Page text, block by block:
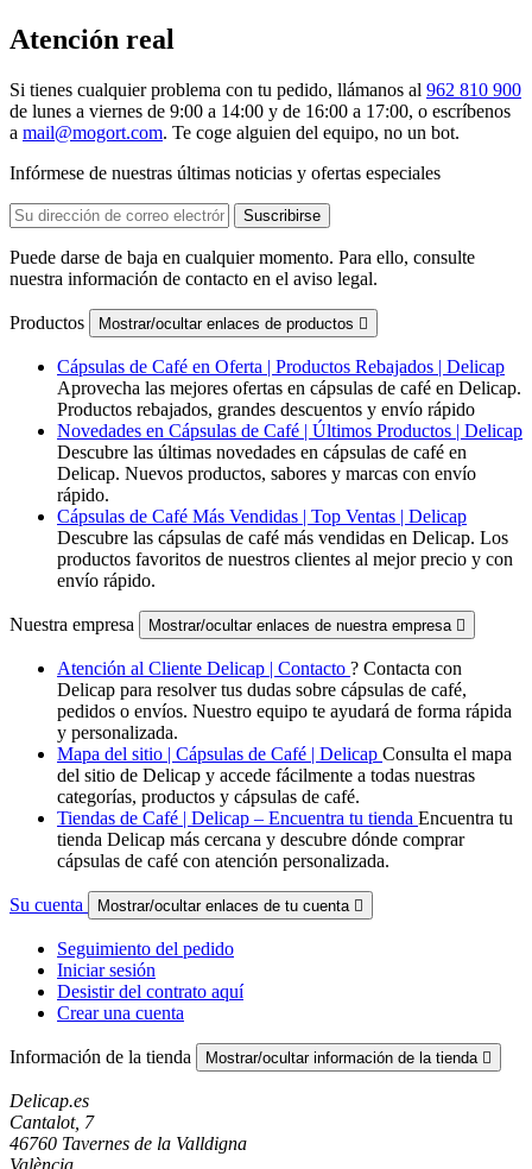
Atención real
Si tienes cualquier problema con tu pedido, llámanos al 962 810 900
de lunes a viernes de 9:00 a 14:00 y de 16:00 a 17:00, o escríbenos
a mail@mogort.com. Te coge alguien del equipo, no un bot.
Infórmese de nuestras últimas noticias y ofertas especiales
Puede darse de baja en cualquier momento. Para ello, consulte
nuestra información de contacto en el aviso legal.
Productos Mostrar/ocultar enlaces de productos 
Cápsulas de Café en Oferta | Productos Rebajados | Delicap
Aprovecha las mejores ofertas en cápsulas de café en Delicap.
Productos rebajados, grandes descuentos y envío rápido
Novedades en Cápsulas de Café | Últimos Productos | Delicap
Descubre las últimas novedades en cápsulas de café en
Delicap. Nuevos productos, sabores y marcas con envío
rápido.
Cápsulas de Café Más Vendidas | Top Ventas | Delicap
Descubre las cápsulas de café más vendidas en Delicap. Los
productos favoritos de nuestros clientes al mejor precio y con
envío rápido.
Nuestra empresa Mostrar/ocultar enlaces de nuestra empresa 
Atención al Cliente Delicap | Contacto ? Contacta con
Delicap para resolver tus dudas sobre cápsulas de café,
pedidos o envíos. Nuestro equipo te ayudará de forma rápida
y personalizada.
Mapa del sitio | Cápsulas de Café | Delicap Consulta el mapa
del sitio de Delicap y accede fácilmente a todas nuestras
categorías, productos y cápsulas de café.
Tiendas de Café | Delicap – Encuentra tu tienda Encuentra tu
tienda Delicap más cercana y descubre dónde comprar
cápsulas de café con atención personalizada.
Su cuenta Mostrar/ocultar enlaces de tu cuenta 
Seguimiento del pedido
Iniciar sesión
Desistir del contrato aquí
Crear una cuenta
Información de la tienda Mostrar/ocultar información de la tienda 
Delicap.es
Cantalot, 7
46760 Tavernes de la Valldigna
València